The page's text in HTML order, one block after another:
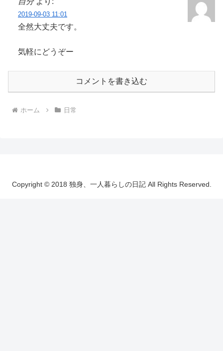
2019-09-03 11:01
全然大丈夫です。
気軽にどうぞー
コメントを書き込む
ホーム 日常
Copyright © 2018 独身、一人暮らしの日記 All Rights Reserved.